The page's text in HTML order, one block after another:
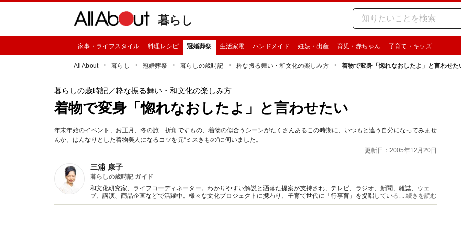
暮らし
家事・ライフスタイル 料理レシピ 冠婚葬祭 生活家電 ハンドメイド 妊娠・出産 育児・赤ちゃん 子育て・キッズ
All About 暮らし 冠婚葬祭 暮らしの歳時記 粋な振る舞い・和文化の楽しみ方 着物で変身「惚れなおしたよ」と言わせた
暮らしの歳時記／粋な振る舞い・和文化の楽しみ方
着物で変身「惚れなおしたよ」と言わせたい
年末年始のイベント、お正月、冬の旅…折角ですもの、着物の似合うシーンがたくさんあるこの時期に、いつもと違う自分になってみませ
んか。はんなりとした着物美人になるコツを元“ミスきもの”に伺いました。
更新日：2005年12月20日
三浦 康子
暮らしの歳時記 ガイド
和文化研究家、ライフコーディネーター。わかりやすい解説と洒落た提案が支持され、テレビ、ラジオ、新聞、雑誌、ウェ
ブ、講演、商品企画などで活躍中。様々な文化プロジェクトに携わり、子育て世代に「行事育」を提唱している。著書、監修
書多数。
...続きを読む